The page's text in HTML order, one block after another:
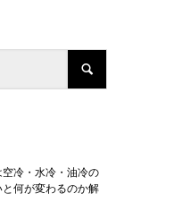
冷・水冷・油冷の
何が変わるのか解